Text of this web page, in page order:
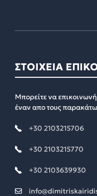
ΣΤΟΙΧΕΙΑ
Μπορείτε να
έναν απο τους
+30 2103215706
+30 2103215770
+30 2103639930